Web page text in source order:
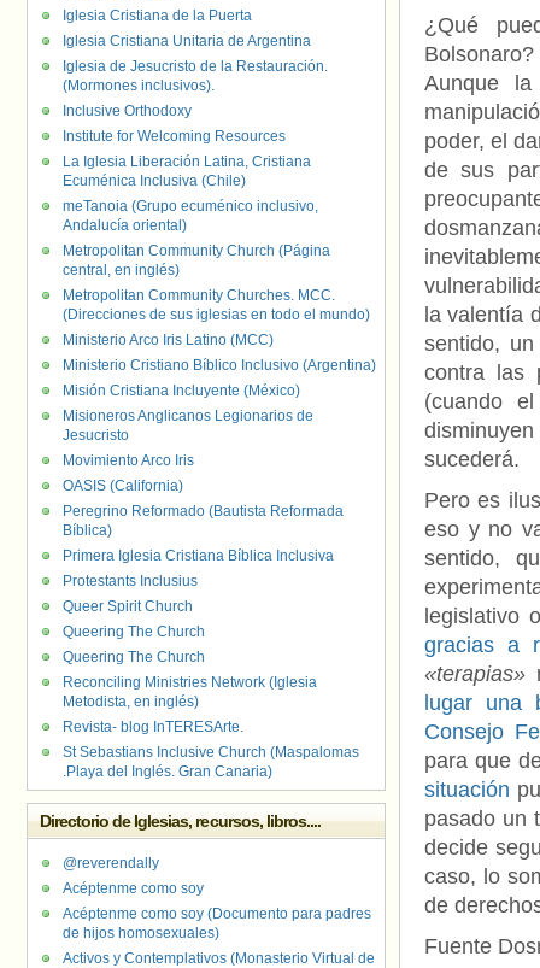
¿Qué
Aunque
poder, el
de sus
la valentía
sentido,
contra las
(cuando
sucederá.
Pero es
eso y no
sentido,
legislativo
gracias a
«terapias»
lugar una
Consejo
para que
situación
pasado un
decide
caso, lo
de
Fuente
Iglesia Cristiana de la Puerta
Iglesia Cristiana Unitaria de Argentina
Iglesia de Jesucristo de la Restauración.
(Mormones inclusivos).
Inclusive Orthodoxy
Institute for Welcoming Resources
La Iglesia Liberación Latina, Cristiana
Ecuménica Inclusiva (Chile)
meTanoia (Grupo ecuménico inclusivo,
Andalucía oriental)
Metropolitan Community Church (Página
central, en inglés)
Metropolitan Community Churches. MCC.
(Direcciones de sus iglesias en todo el mundo)
Ministerio Arco Iris Latino (MCC)
Ministerio Cristiano Bíblico Inclusivo (Argentina)
Misión Cristiana Incluyente (México)
Misioneros Anglicanos Legionarios de
Jesucristo
Movimiento Arco Iris
OASIS (California)
Peregrino Reformado (Bautista Reformada
Bíblica)
Primera Iglesia Cristiana Bíblica Inclusiva
Protestants Inclusius
Queer Spirit Church
Queering The Church
Queering The Church
Reconciling Ministries Network (Iglesia
Metodista, en inglés)
Revista- blog InTERESArte.
St Sebastians Inclusive Church (Maspalomas
.Playa del Inglés. Gran Canaria)
Directorio de Iglesias, recursos, libros....
@reverendally
Acéptenme como soy
Acéptenme como soy (Documento para padres
de hijos homosexuales)
Activos y Contemplativos (Monasterio Virtual de